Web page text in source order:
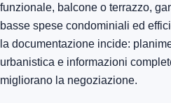
funzionale, balcone o terrazzo,
basse spese condominiali ed
la documentazione incide:
urbanistica e informazioni
migliorano la negoziazione.